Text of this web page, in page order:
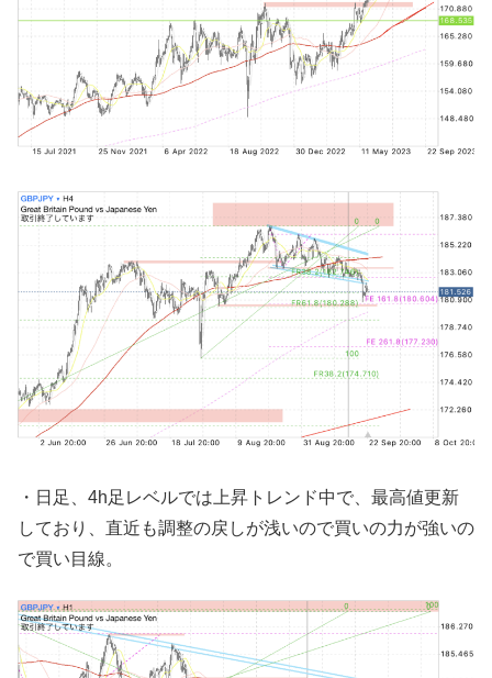
・日足、4h足レベルでは上昇トレンド中で、最高値更新
しており、直近も調整の戻しが浅いので買いの力が強いの
で買い目線。